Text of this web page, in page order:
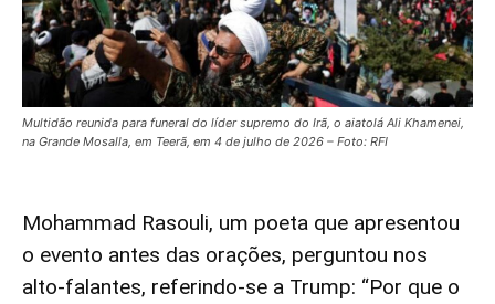
Multidão reunida para funeral do líder supremo do Irã, o aiatolá Ali Khamenei,
na Grande Mosalla, em Teerã, em 4 de julho de 2026 – Foto: RFI
Mohammad Rasouli, um poeta que apresentou
o evento antes das orações, perguntou nos
alto-falantes, referindo-se a Trump: “Por que o